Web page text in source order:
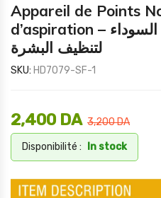
Appareil de Points
d’aspiration – جهاز شفط الرؤوس السوداء
لتنظيف البشرة
SKU: HD7079-SF-1
3,200DA
2,400 DA
Disponibilité : In stock